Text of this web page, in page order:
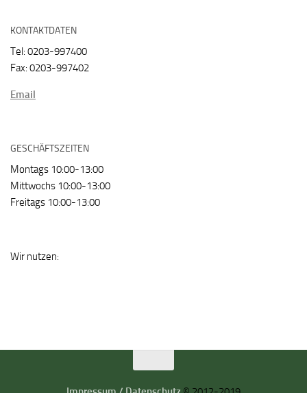
KONTAKTDATEN
Tel: 0203-997400
Fax: 0203-997402
Email
GESCHÄFTSZEITEN
Montags 10:00-13:00
Mittwochs 10:00-13:00
Freitags 10:00-13:00
Wir nutzen: